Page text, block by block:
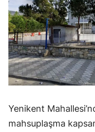
Yenikent
mahsuplaşma